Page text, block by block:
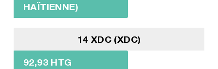
HAÏTIENNE)
14 XDC (XDC)
92,93 HTG